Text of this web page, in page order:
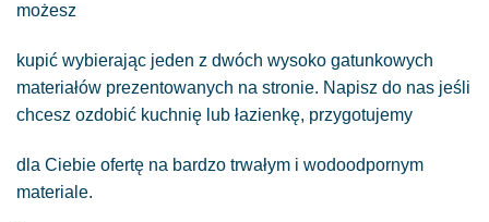
możesz
kupić wybierając jeden z dwóch wysoko gatunkowych
materiałów prezentowanych na stronie. Napisz do nas jeśli
chcesz ozdobić kuchnię lub łazienkę, przygotujemy
dla Ciebie ofertę na bardzo trwałym i wodoodpornym
materiale.